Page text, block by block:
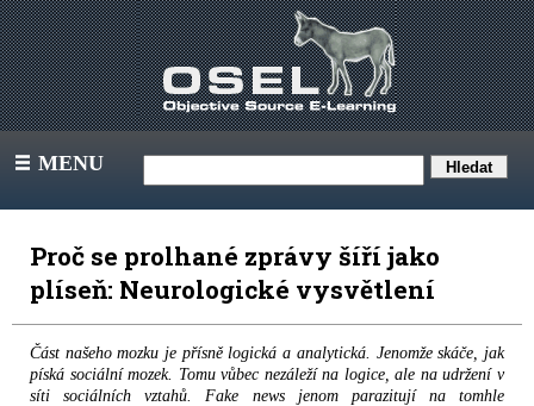
III MENU
Proč se prolhané zprávy šíří jako
plíseň: Neurologické vysvětlení
Část našeho mozku je přísně logická a analytická. Jenomže skáče, jak
píská sociální mozek. Tomu vůbec nezáleží na logice, ale na udržení v
síti sociálních vztahů. Fake news jenom parazitují na tomhle